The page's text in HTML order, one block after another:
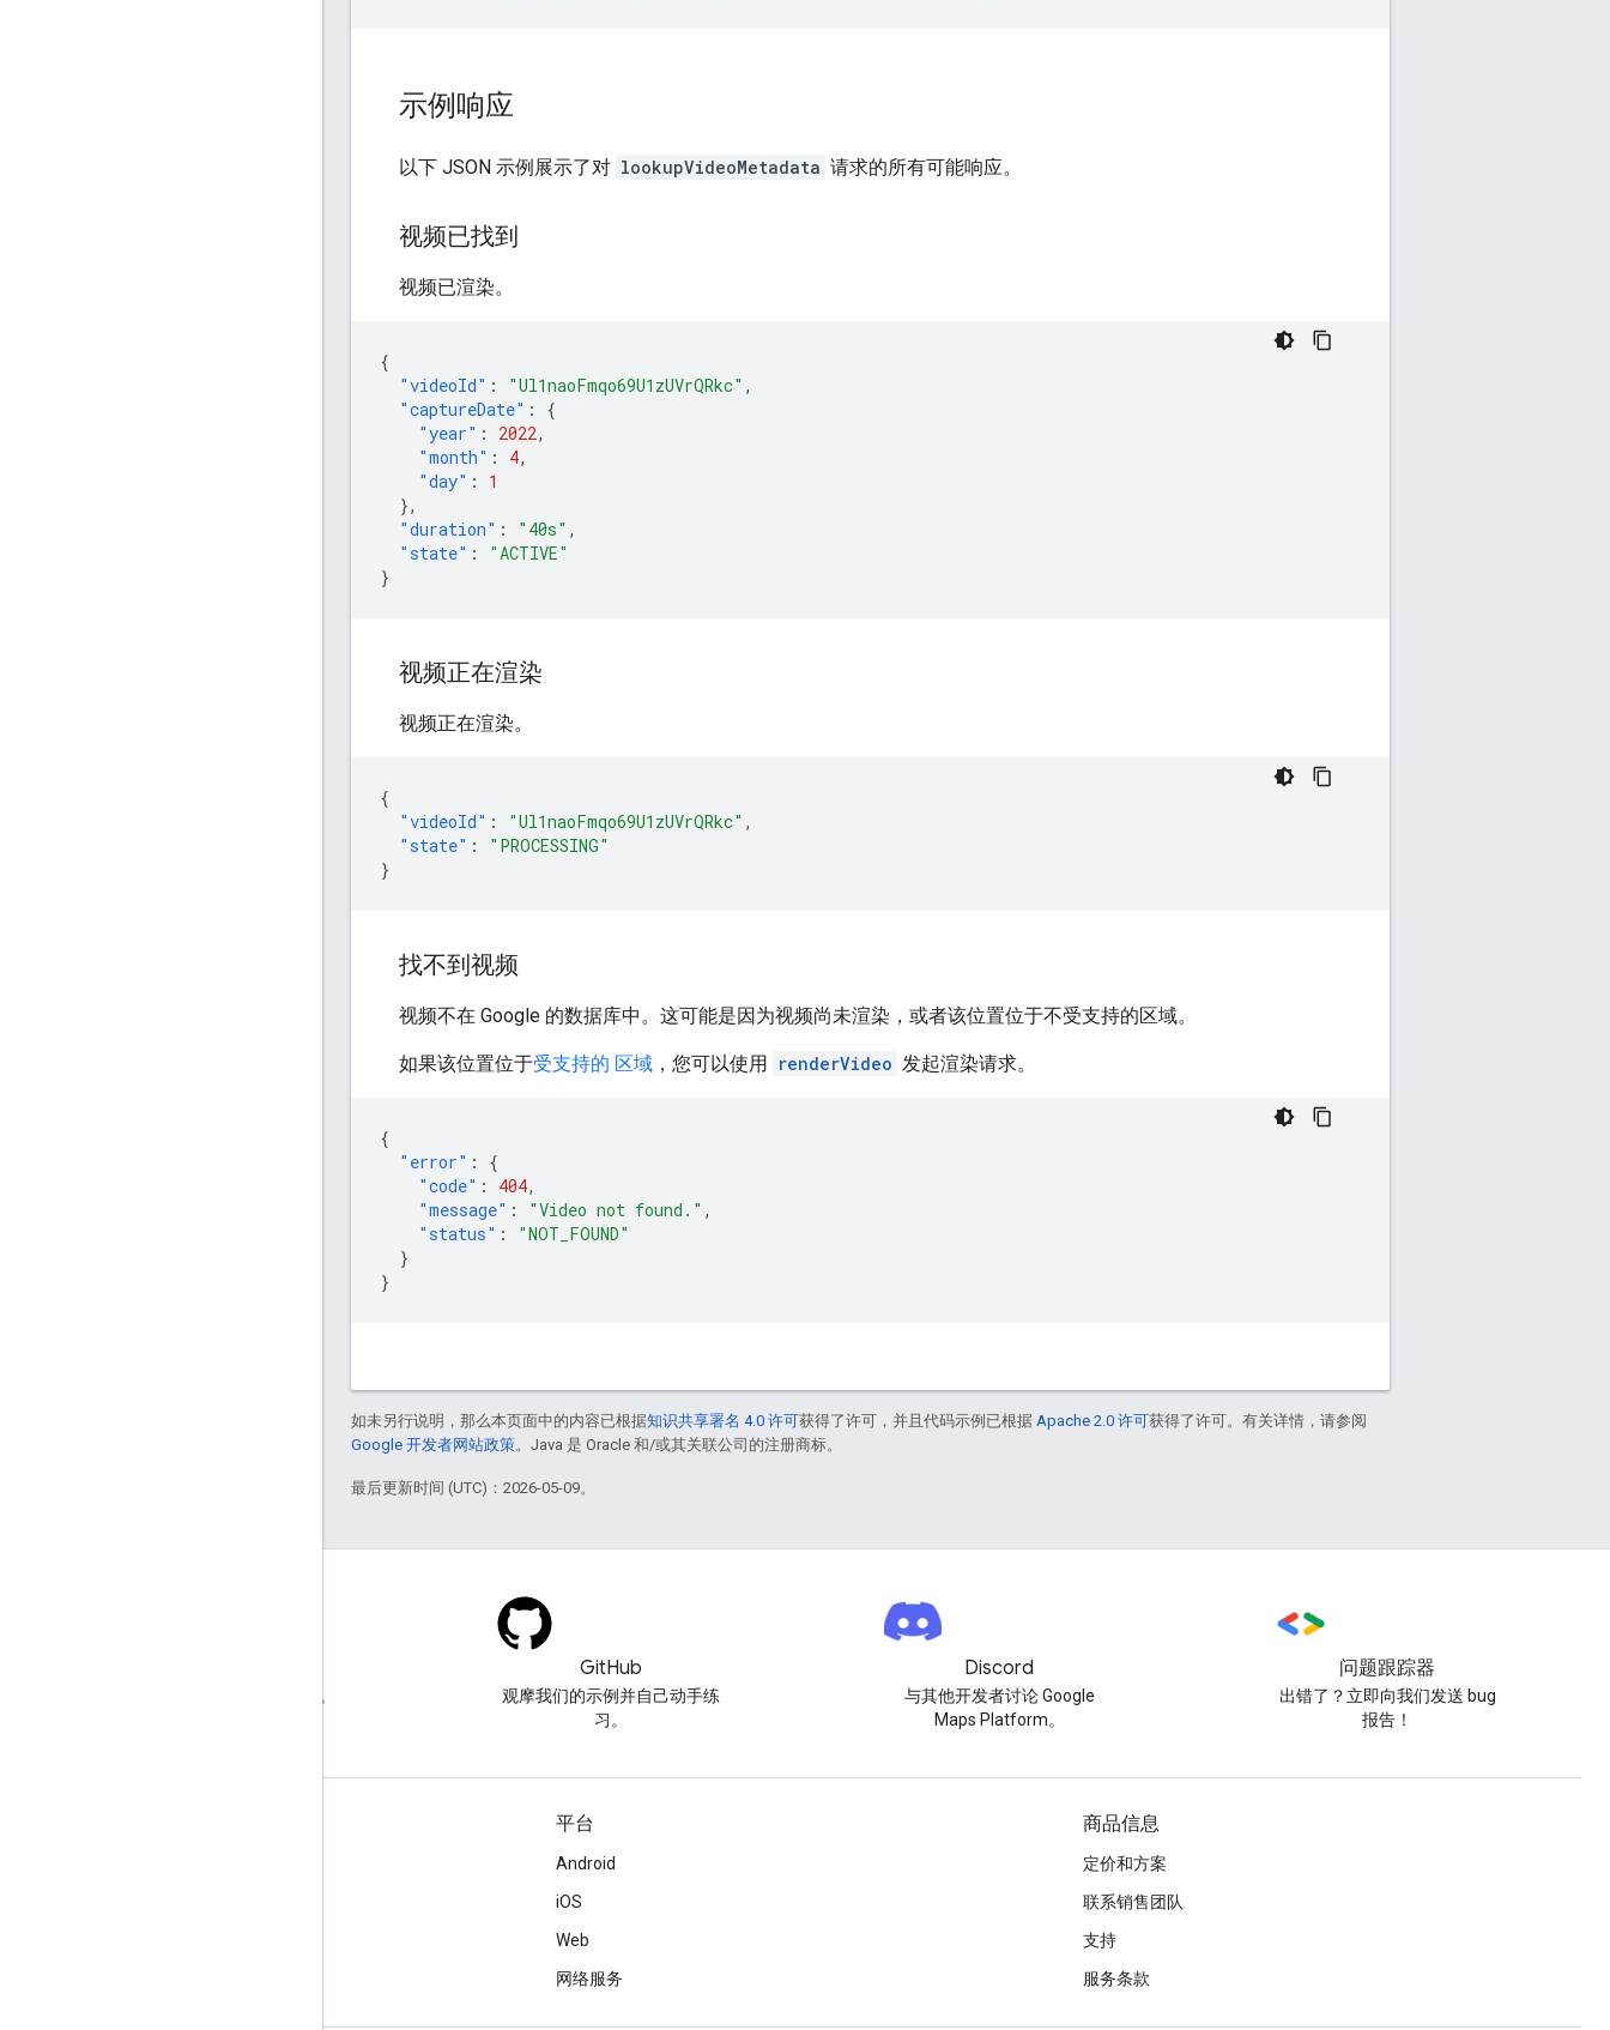
示例响应
以下 JSON 示例展示了对 lookupVideoMetadata 请求的所有可能响应。
视频已找到
视频已渲染。
{
"videoId" : "Ul1naoFmqo69U1zUVrQRkc" ,
"captureDate" :
{
"year" : 2022,
"month" : 4,
"day" :
1
},
"duration" : "40s" ,
"state" :
"ACTIVE"
}
视频正在渲染
视频正在渲染。
{
"videoId" : "Ul1naoFmqo69U1zUVrQRkc" ,
"state" :
"PROCESSING"
}
找不到视频
视频不在 Google 的数据库中。这可能是因为视频尚未渲染，或者该位置位于不受支持的区域。
如果该位置位于受支持的 区域 ，您可以使用 renderVideo 发起渲染请求。
{
"error" :
{
"code" : 404,
"message" : "Video not found." ,
"status" :
"NOT_FOUND"
}
}
如未另行说明，那么本页面中的内容已根据知识共享署名 4.0 许可获得了许可，并且代码示例已根据 Apache 2.0 许可获得了许可。有关详情，请参阅
Google 开发者网站政策。Java 是 Oracle 和/或其关联公司的注册商标。
最后更新时间 (UTC)：2026-05-09。
在 google-maps 标签下提问。
GitHub
观摩我们的示例并自己动手练
习。
Discord
与其他开发者讨论 Google
Maps Platform。
问题跟踪器
出错了？立即向我们发送 bug
报告！
平台
Android
iOS
Web
网络服务
商品信息
定价和方案
联系销售团队
支持
服务条款